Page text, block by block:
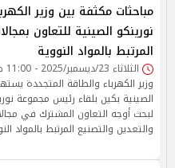
مباحثات مكثفة بين وزير
نورينكو الصينية للتعاون
المرتبط بالمواد النووية
الثلاثاء 23/ديسمبر/2025 - 11:00 ص
وزير الكهرباء والطاقة المتجددة
لبحث أوجه التعاون المشترك في
والتعدين والتصنيع المرتبط بالمواد